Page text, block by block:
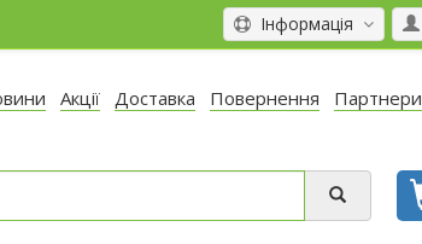
Інформація
Акції Доставка Повернення Партнери